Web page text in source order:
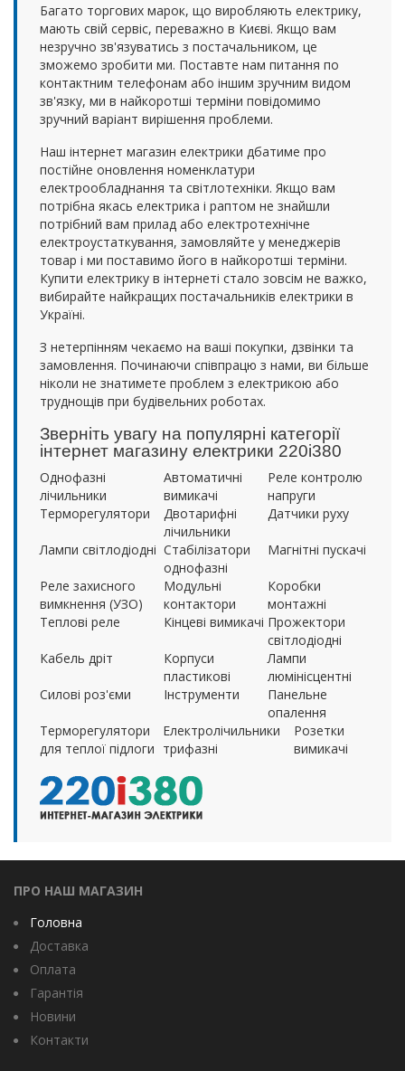
Багато торгових марок, що виробляють електрику,
мають свій сервіс, переважно в Києві. Якщо вам
незручно зв'язуватись з постачальником, це
зможемо зробити ми. Поставте нам питання по
контактним телефонам або іншим зручним видом
зв'язку, ми в найкоротші терміни повідомимо
зручний варіант вирішення проблеми.
Наш інтернет магазин електрики дбатиме про
постійне оновлення номенклатури
електрообладнання та світлотехніки. Якщо вам
потрібна якась електрика і раптом не знайшли
потрібний вам прилад або електротехнічне
електроустаткування, замовляйте у менеджерів
товар і ми поставимо його в найкоротші терміни.
Купити електрику в інтернеті стало зовсім не важко,
вибирайте найкращих постачальників електрики в
Україні.
З нетерпінням чекаємо на ваші покупки, дзвінки та
замовлення. Починаючи співпрацю з нами, ви більше
ніколи не знатимете проблем з електрикою або
труднощів при будівельних роботах.
Зверніть увагу на популярні категорії
інтернет магазину електрики 220i380
Однофазні
лічильники
Автоматичні
вимикачі
Реле контролю
напруги
Терморегулятори
Двотарифні
лічильники
Датчики руху
Лампи світлодіодні Стабілізатори
однофазні
Магнітні пускачі
Реле захисного
вимкнення (УЗО)
Модульні
контактори
Коробки
монтажні
Теплові реле
Кінцеві вимикачі Прожектори
світлодіодні
Кабель дріт
Корпуси
пластикові
Лампи
люмінісцентні
Силові роз'єми
Інструменти
Панельне
опалення
Терморегулятори
для теплої підлоги
Електролічильники
трифазні
Розетки
вимикачі
ПРО НАШ МАГАЗИН
Головна
Доставка
Оплата
Гарантія
Новини
Контакти